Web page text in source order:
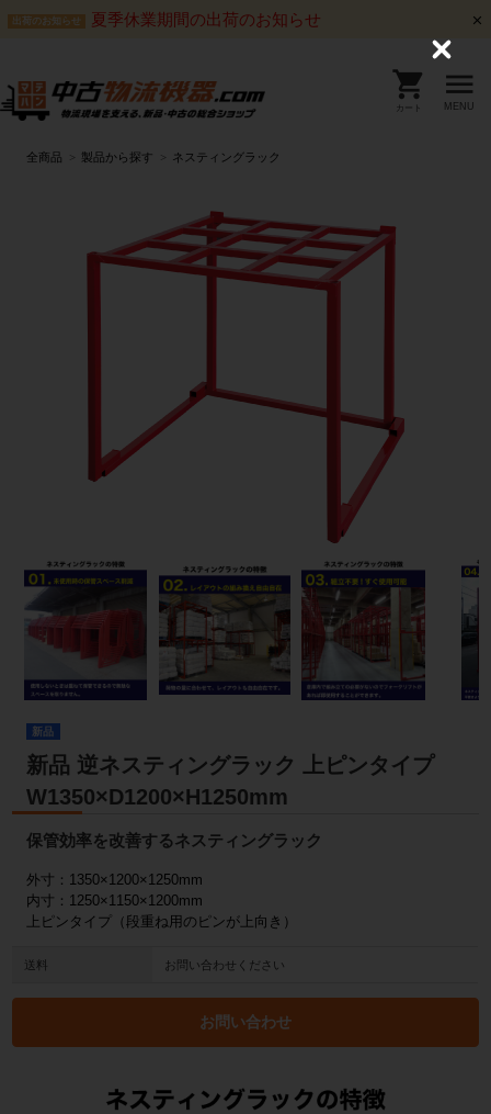
出荷のお知らせ 夏季休業期間の出荷のお知らせ
カート MENU
全商品 製品から探す ネスティングラック
新品
新品 逆ネスティングラック 上ピンタイプ
W1350×D1200×H1250mm
保管効率を改善するネスティングラック
外寸：1350×1200×1250mm
内寸：1250×1150×1200mm
上ピンタイプ（段重ね用のピンが上向き）
送料 お問い合わせください
お問い合わせ
C
o
s